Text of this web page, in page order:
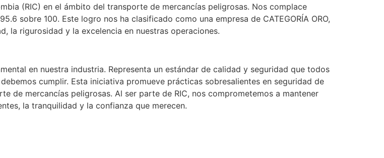
(RIC) en el ámbito del transporte de mercancías peligrosas. Nos complace
sobre 100. Este logro nos ha clasificado como una empresa de CATEGORÍA ORO,
la rigurosidad y la excelencia en nuestras operaciones.
en nuestra industria. Representa un estándar de calidad y seguridad que todos
cumplir. Esta iniciativa promueve prácticas sobresalientes en seguridad de
de mercancías peligrosas. Al ser parte de RIC, nos comprometemos a mantener
la tranquilidad y la confianza que merecen.